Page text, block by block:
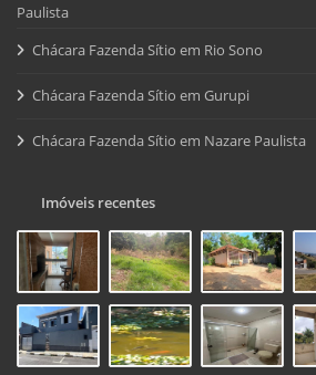
Paulista
Chácara Fazenda Sítio em Rio Sono
Chácara Fazenda Sítio em Gurupi
Chácara Fazenda Sítio em Nazare Paulista
Imóveis recentes